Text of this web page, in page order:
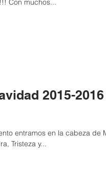
Con muchos...
2015-2016 Mintak
entramos en la cabeza de
Tristeza y...